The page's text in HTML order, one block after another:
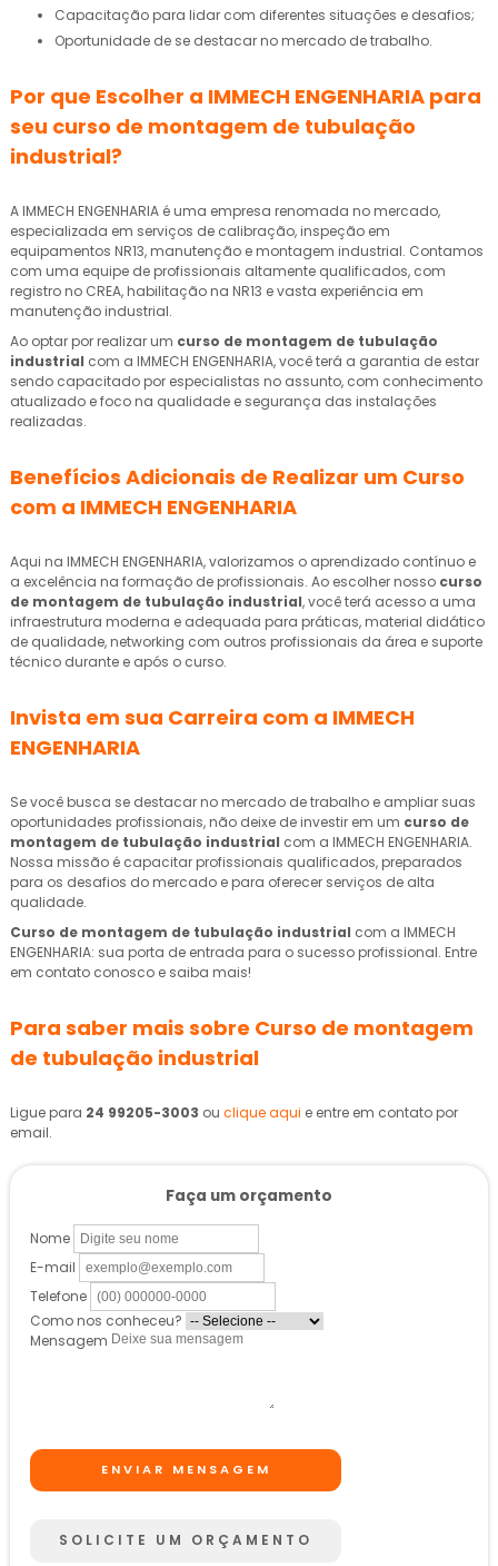
Capacitação para lidar com diferentes situações e desafios;
Oportunidade de se destacar no mercado de trabalho.
Por que Escolher a IMMECH ENGENHARIA para
seu curso de montagem de tubulação
industrial?
A IMMECH ENGENHARIA é uma empresa renomada no mercado,
especializada em serviços de calibração, inspeção em
equipamentos NR13, manutenção e montagem industrial. Contamos
com uma equipe de profissionais altamente qualificados, com
registro no CREA, habilitação na NR13 e vasta experiência em
manutenção industrial.
Ao optar por realizar um curso de montagem de tubulação
industrial com a IMMECH ENGENHARIA, você terá a garantia de estar
sendo capacitado por especialistas no assunto, com conhecimento
atualizado e foco na qualidade e segurança das instalações
realizadas.
Benefícios Adicionais de Realizar um Curso
com a IMMECH ENGENHARIA
Aqui na IMMECH ENGENHARIA, valorizamos o aprendizado contínuo e
a excelência na formação de profissionais. Ao escolher nosso curso
de montagem de tubulação industrial, você terá acesso a uma
infraestrutura moderna e adequada para práticas, material didático
de qualidade, networking com outros profissionais da área e suporte
técnico durante e após o curso.
Invista em sua Carreira com a IMMECH
ENGENHARIA
Se você busca se destacar no mercado de trabalho e ampliar suas
oportunidades profissionais, não deixe de investir em um curso de
montagem de tubulação industrial com a IMMECH ENGENHARIA.
Nossa missão é capacitar profissionais qualificados, preparados
para os desafios do mercado e para oferecer serviços de alta
qualidade.
Curso de montagem de tubulação industrial com a IMMECH
ENGENHARIA: sua porta de entrada para o sucesso profissional. Entre
em contato conosco e saiba mais!
Para saber mais sobre Curso de montagem
de tubulação industrial
Ligue para 24 99205-3003 ou clique aqui e entre em contato por
email.
Faça um orçamento
Nome
E-mail
Telefone
Como nos conheceu?
Mensagem
ENVIAR MENSAGEM
SOLICITE UM ORÇAMENTO